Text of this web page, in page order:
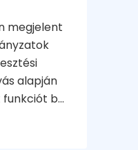
megjelent
alapján
b...